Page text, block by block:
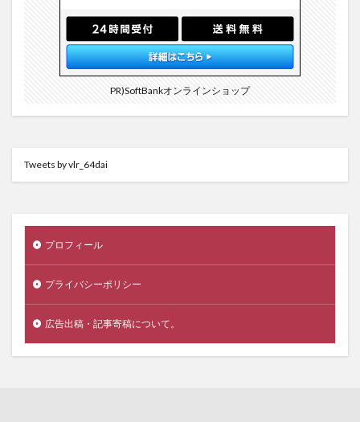
PR)SoftBankオンラインショップ
Tweets by vlr_64dai
プロフィール
プライバシーポリシー
広告出稿・記事寄稿について。